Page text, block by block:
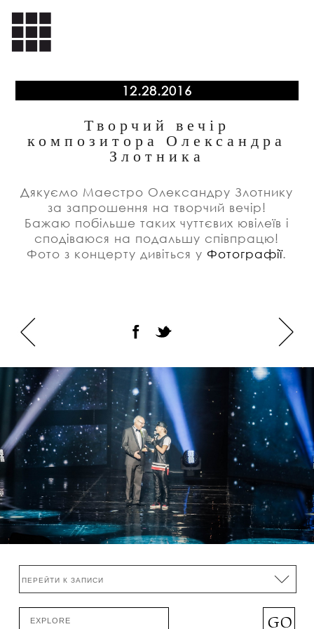
12.28.2016
Творчий вечір
композитора Олександра
Злотника
Дякуємо Маестро Олександру Злотнику
за запрошення на творчий вечір!
Бажаю побільше таких чуттєвих ювілеїв і
сподіваюся на подальшу співпрацю!
Фото з концерту дивіться у Фотографії.
З Новим роком та Різдвом Христовим, друзі!
GO